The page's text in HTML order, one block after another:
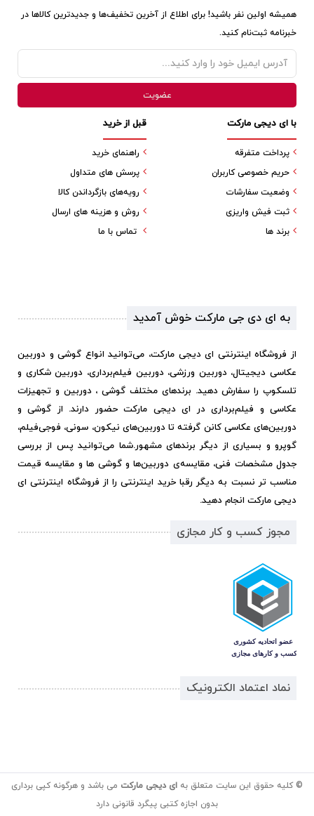
همیشه اولین نفر باشید! برای اطلاع از آخرین تخفیف‌ها و جدیدترین کالاها در
خبرنامه ثبت‌نام کنید.
قبل از خرید
راهنمای خرید
پرسش های متداول
رویه‌های بازگرداندن کالا
روش و هزینه های ارسال
تماس با ما
با ای دیجی مارکت
پرداخت متفرقه
حریم خصوصی کاربران
وضعیت سفارشات
ثبت فیش واریزی
برند ها
به ای دی جی مارکت خوش آمدید
از فروشگاه اینترنتی ای دیجی مارکت، می‌توانید انواع گوشی و دوربین
عکاسی دیجیتال، دوربین ورزشی، دوربین فیلم‌برداری، دوربین شکاری و
تلسکوپ را سفارش دهید. برندهای مختلف گوشی ، دوربین و تجهیزات
عکاسی و فیلم‌برداری در ای دیجی مارکت حضور دارند. از گوشی و
دوربین‌های عکاسی کانن گرفته تا دوربین‌های نیکون، سونی، فوجی‌فیلم،
گوپرو و بسیاری از دیگر برندهای مشهور.شما می‌توانید پس از بررسی
جدول مشخصات فنی، مقایسه‌ی دوربین‌ها و گوشی ها و مقایسه قیمت
مناسب تر نسبت به دیگر رقبا خرید اینترنتی را از فروشگاه اینترنتی ای
دیجی مارکت انجام دهید.
مجوز کسب و کار مجازی
نماد اعتماد الکترونیک
© کلیه حقوق این سایت متعلق به ای دیجی مارکت می باشد و هرگونه کپی برداری
بدون اجازه کتبی پیگرد قانونی دارد